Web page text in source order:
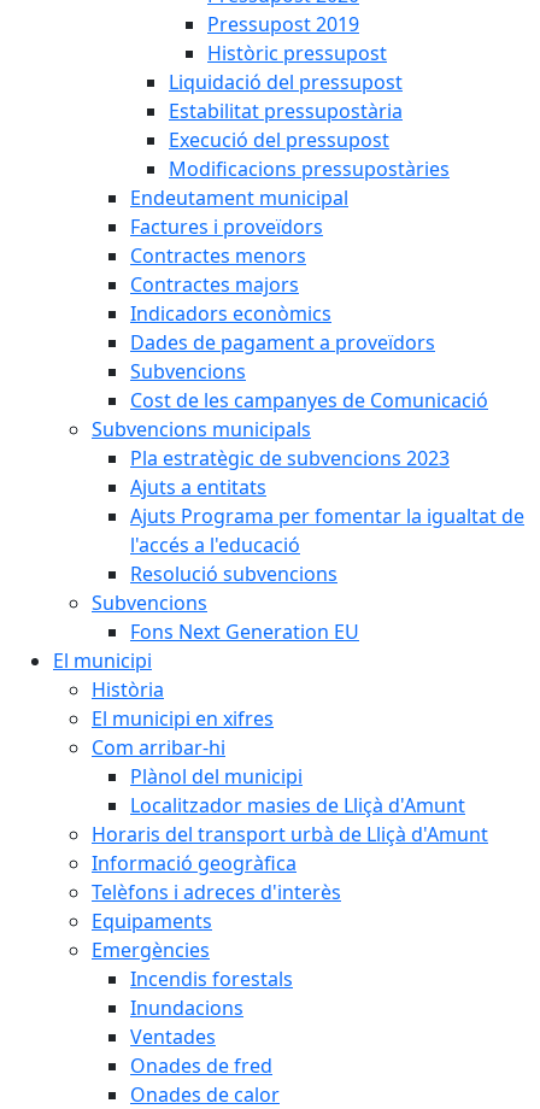
Pressupost 2019
Històric pressupost
Liquidació del pressupost
Estabilitat pressupostària
Execució del pressupost
Modificacions pressupostàries
Endeutament municipal
Factures i proveïdors
Contractes menors
Contractes majors
Indicadors econòmics
Dades de pagament a proveïdors
Subvencions
Cost de les campanyes de Comunicació
Subvencions municipals
Pla estratègic de subvencions 2023
Ajuts a entitats
Ajuts Programa per fomentar la igualtat de
l'accés a l'educació
Resolució subvencions
Subvencions
Fons Next Generation EU
El municipi
Història
El municipi en xifres
Com arribar-hi
Plànol del municipi
Localitzador masies de Lliçà d'Amunt
Horaris del transport urbà de Lliçà d'Amunt
Informació geogràfica
Telèfons i adreces d'interès
Equipaments
Emergències
Incendis forestals
Inundacions
Ventades
Onades de fred
Onades de calor